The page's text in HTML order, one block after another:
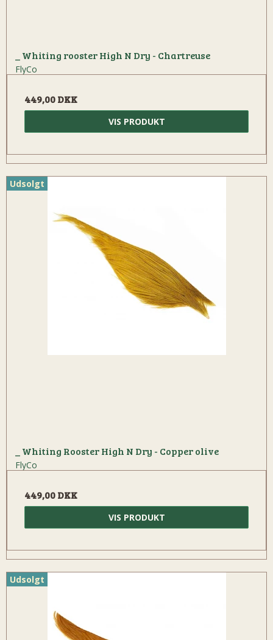
_ Whiting rooster High N Dry - Chartreuse
FlyCo
449,00 DKK
VIS PRODUKT
Udsolgt
_ Whiting Rooster High N Dry - Copper olive
FlyCo
449,00 DKK
VIS PRODUKT
Udsolgt